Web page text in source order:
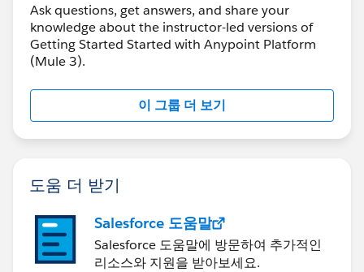
Ask questions, get answers, and share your
knowledge about the instructor-led versions of
Getting Started Started with Anypoint Platform
(Mule 3).
이 그룹 더 보기
도움 더 받기
Salesforce 도움말
Salesforce 도움말에 방문하여 추가적인
리소스와 지원을 받아보세요.